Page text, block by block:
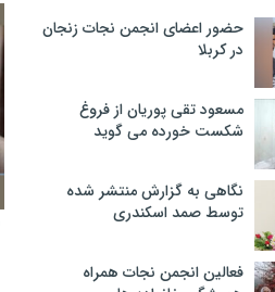
حضور اعضای انجمن نجات زنجان
در کربلا
مسعود تقی پوریان از فروغ
شکست خورده می گوید
نگاهی به گزارش منتشر شده
توسط صمد اسکندری
فعالین انجمن نجات همراه